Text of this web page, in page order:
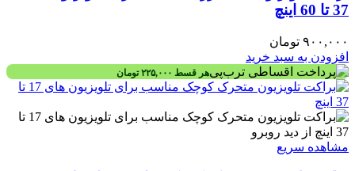
37 تا 60 اینچ
۹۰۰,۰۰۰ تومان
افزودن به سبد خرید
هر قسط ۲۲۵,۰۰۰ تومان
مشاهده سریع